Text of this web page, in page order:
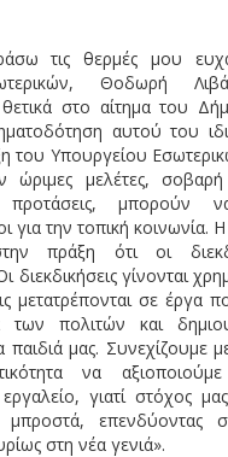
τις θερμές μου
Θοδωρή
θετικά στο αίτημα του
αυτού του
του Υπουργείου
ώριμες μελέτες, σοβαρή
προτάσεις, μπορούν
για την τοπική κοινωνία.
πράξη ότι οι
διεκδικήσεις γίνονται
μετατρέπονται σε έργα
των πολιτών και
παιδιά μας. Συνεχίζουμε
να
γιατί στόχος
επενδύοντας
στη νέα γενιά».